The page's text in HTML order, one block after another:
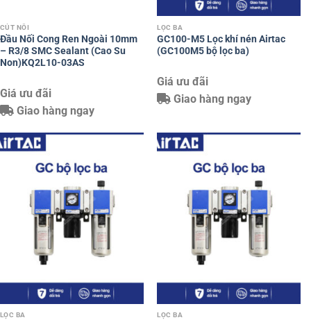
CÚT NỐI
Đầu Nối Cong Ren Ngoài 10mm
– R3/8 SMC Sealant (Cao Su
Non)KQ2L10-03AS
Giá ưu đãi
Giao hàng ngay
LỌC BA
GC100-M5 Lọc khí nén Airtac
(GC100M5 bộ lọc ba)
Giá ưu đãi
Giao hàng ngay
LỌC BA LỌC BA